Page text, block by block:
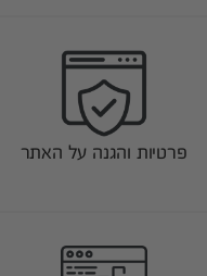
פרטיות והגנה על האתר